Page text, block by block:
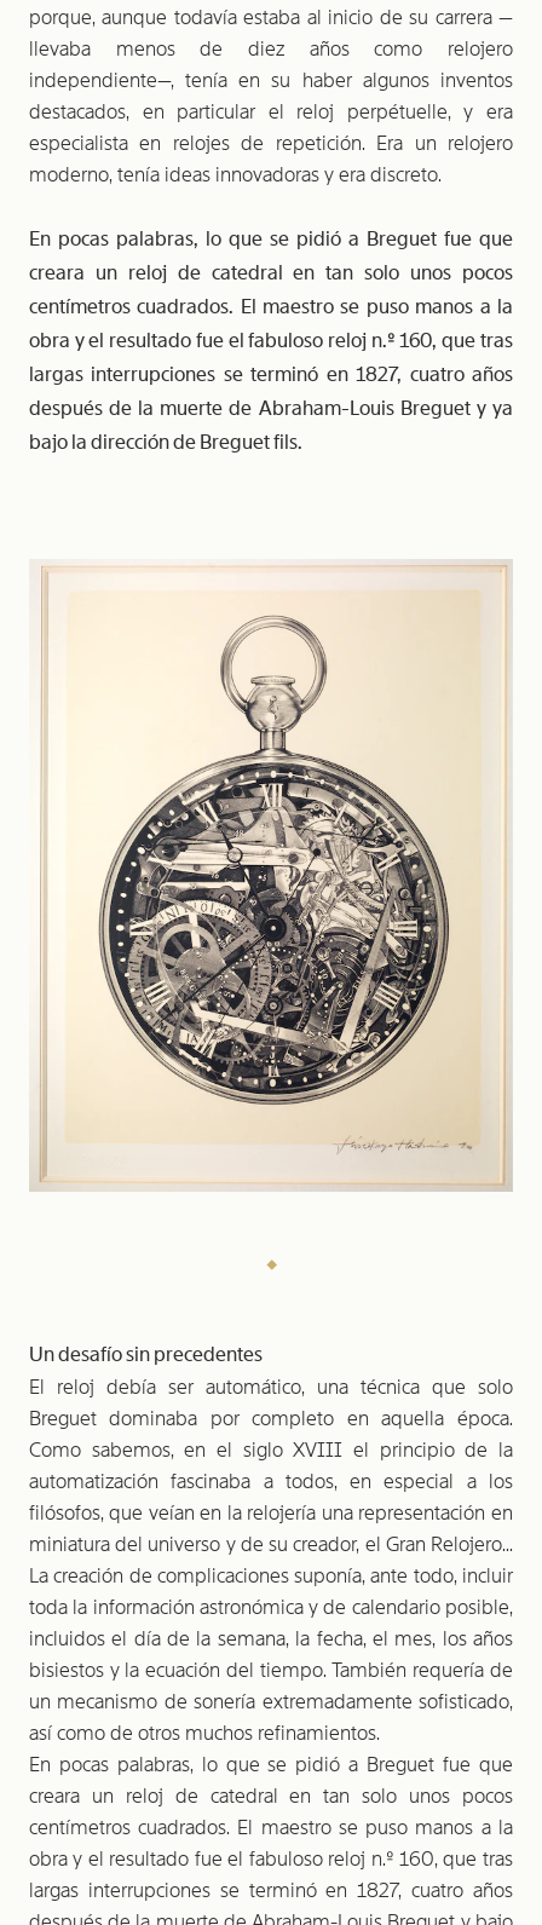
porque, aunque todavía estaba al inicio de su carrera —
llevaba menos de diez años como relojero
independiente—, tenía en su haber algunos inventos
destacados, en particular el reloj perpétuelle, y era
especialista en relojes de repetición. Era un relojero
moderno, tenía ideas innovadoras y era discreto.
En pocas palabras, lo que se pidió a Breguet fue que
creara un reloj de catedral en tan solo unos pocos
centímetros cuadrados. El maestro se puso manos a la
obra y el resultado fue el fabuloso reloj n.º 160, que tras
largas interrupciones se terminó en 1827, cuatro años
después de la muerte de Abraham-Louis Breguet y ya
bajo la dirección de Breguet fils.
Un desafío sin precedentes
El reloj debía ser automático, una técnica que solo
Breguet dominaba por completo en aquella época.
Como sabemos, en el siglo XVIII el principio de la
automatización fascinaba a todos, en especial a los
filósofos, que veían en la relojería una representación en
miniatura del universo y de su creador, el Gran Relojero...
La creación de complicaciones suponía, ante todo, incluir
toda la información astronómica y de calendario posible,
incluidos el día de la semana, la fecha, el mes, los años
bisiestos y la ecuación del tiempo. También requería de
un mecanismo de sonería extremadamente sofisticado,
así como de otros muchos refinamientos.
En pocas palabras, lo que se pidió a Breguet fue que
creara un reloj de catedral en tan solo unos pocos
centímetros cuadrados. El maestro se puso manos a la
obra y el resultado fue el fabuloso reloj n.º 160, que tras
largas interrupciones se terminó en 1827, cuatro años